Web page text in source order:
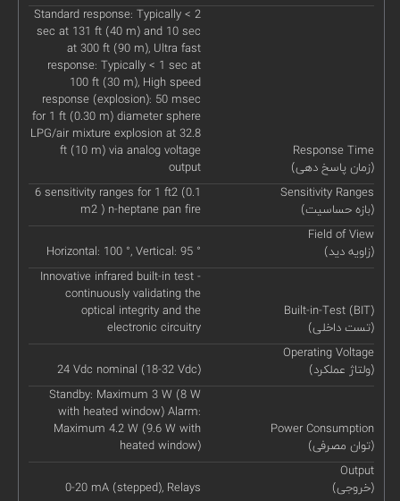
Response Time
(زمان پاسخ دهی)
Standard response: Typically < 2
sec at 131 ft (40 m) and 10 sec
at 300 ft (90 m), Ultra fast
response: Typically < 1 sec at
100 ft (30 m), High speed
response (explosion): 50 msec
for 1 ft (0.30 m) diameter sphere
LPG/air mixture explosion at 32.8
ft (10 m) via analog voltage
output
Sensitivity Ranges
(بازه حساسیت)
6 sensitivity ranges for 1 ft2 (0.1
m2 ) n-heptane pan fire
Field of View
(زاویه دید)
Horizontal: 100 °, Vertical: 95 °
Built-in-Test (BIT)
(تست داخلی)
Innovative infrared built-in test -
continuously validating the
optical integrity and the
electronic circuitry
Operating Voltage
(ولتاژ عملکرد)
24 Vdc nominal (18-32 Vdc)
Power Consumption
(توان مصرفی)
Standby: Maximum 3 W (8 W
with heated window) Alarm:
Maximum 4.2 W (9.6 W with
heated window)
Output
(خروجی)
0-20 mA (stepped), Relays